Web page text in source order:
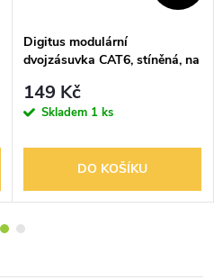
Digitus modulární
dvojzásuvka CAT6, stíněná, na
149 Kč
Skladem 1 ks
DO KOŠÍKU